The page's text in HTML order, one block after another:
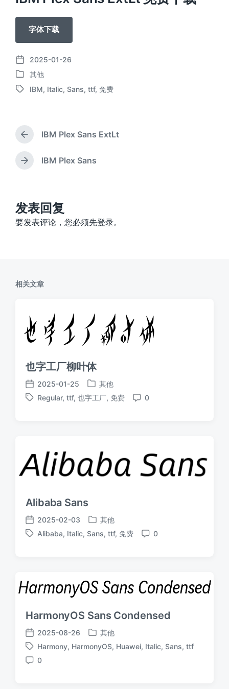
字体下载
发
布
日
2025-01-26
发
布
其他
标
IBM, Italic, Sans, ttf, 免费
上
篇
文
章
IBM Plex Sans ExtLt
下
：
IBM Plex Sans
发表回复
要发表评论，您必须先登录。
相关文章
也字工厂柳叶体
发
布
2025-01-25
发
布
其他
标
Regular, ttf, 也字工厂, 免费
评
0
Alibaba Sans
发
布
2025-02-03
发
布
其他
标
Alibaba, Italic, Sans, ttf, 免费
评
0
HarmonyOS Sans Condensed
发
布
日
2025-08-26
发
布
其他
标
签
Harmony, HarmonyOS, Huawei, Italic, Sans, ttf
评
0